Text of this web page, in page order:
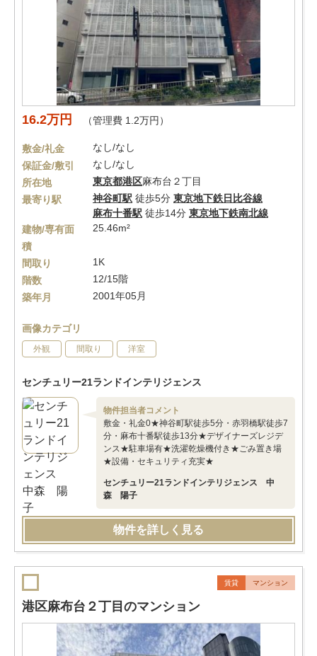
16.2万円 （管理費 1.2万円）
敷金/礼金
なし/なし
保証金/敷引
なし/なし
所在地
東京都港区麻布台２丁目
最寄り駅
神谷町駅 徒歩5分 東京地下鉄日比谷線
麻布十番駅 徒歩14分 東京地下鉄南北線
建物/専有面
積
25.46m²
間取り
1K
階数
12/15階
築年月
2001年05月
画像カテゴリ
外観 間取り 洋室
センチュリー21ランドインテリジェンス
物件担当者コメント
敷金・礼金0★神谷町駅徒歩5分・赤羽橋駅徒歩7
分・麻布十番駅徒歩13分★デザイナーズレジデ
ンス★駐車場有★洗濯乾燥機付き★ごみ置き場
★設備・セキュリティ充実★
センチュリー21ランドインテリジェンス 中
森 陽子
物件を詳しく見る
賃貸 マンション
港区麻布台２丁目のマンション